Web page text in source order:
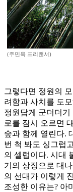
(주민욱 프리랜서)
그렇다면 정원의
려함과 사치를 도
정원답게 군더더
로를 잠시 오르면
숲과 함께 열린다.
번 척 봐도 싱그럽
의 셀럽이다. 시대
기의 상징으로 대
의 선대가 이렇게
조성한 이유는? 아